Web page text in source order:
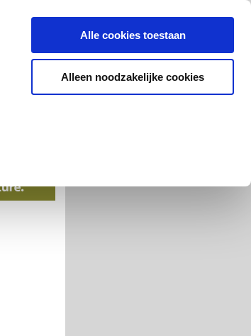
Alle cookies toestaan
Alleen noodzakelijke cookies